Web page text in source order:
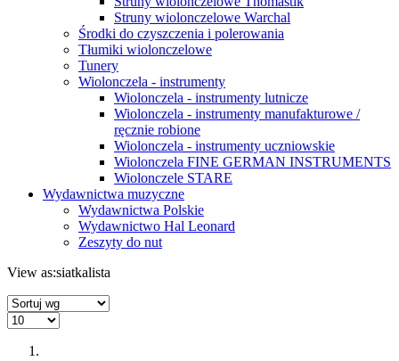
Struny wiolonczelowe Warchal
Środki do czyszczenia i polerowania
Tłumiki wiolonczelowe
Tunery
Wiolonczela - instrumenty
Wiolonczela - instrumenty lutnicze
Wiolonczela - instrumenty manufakturowe /
ręcznie robione
Wiolonczela - instrumenty uczniowskie
Wiolonczela FINE GERMAN INSTRUMENTS
Wiolonczele STARE
Wydawnictwa muzyczne
Wydawnictwa Polskie
Wydawnictwo Hal Leonard
Zeszyty do nut
View as:siatkalista